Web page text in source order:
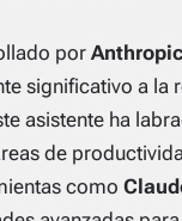
por Anthropic
significativo a la
asistente ha
de
como